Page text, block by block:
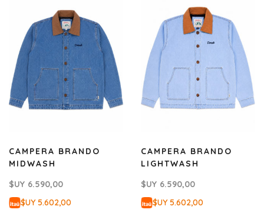
CAMPERA BRANDO
MIDWASH
$UY 6.590,00
$UY 5.602,00
CAMPERA BRANDO
LIGHTWASH
$UY 6.590,00
$UY 5.602,00